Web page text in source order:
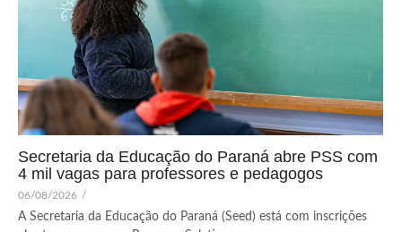
Secretaria da Educação do Paraná abre PSS com
4 mil vagas para professores e pedagogos
06/08/2026 /
A Secretaria da Educação do Paraná (Seed) está com inscrições